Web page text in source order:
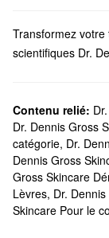
Transformez
scientifiques Dr.
Est-ce que
Nous offrons une
chez Sephora. Si
pas de jeter un
visage qui
nombreuxsérums
Contenu relié:
Dr. Dennis Gross
catégorie, Dr.
Dennis Gross
Gross Skincare
Lèvres, Dr.
Skincare Pour le